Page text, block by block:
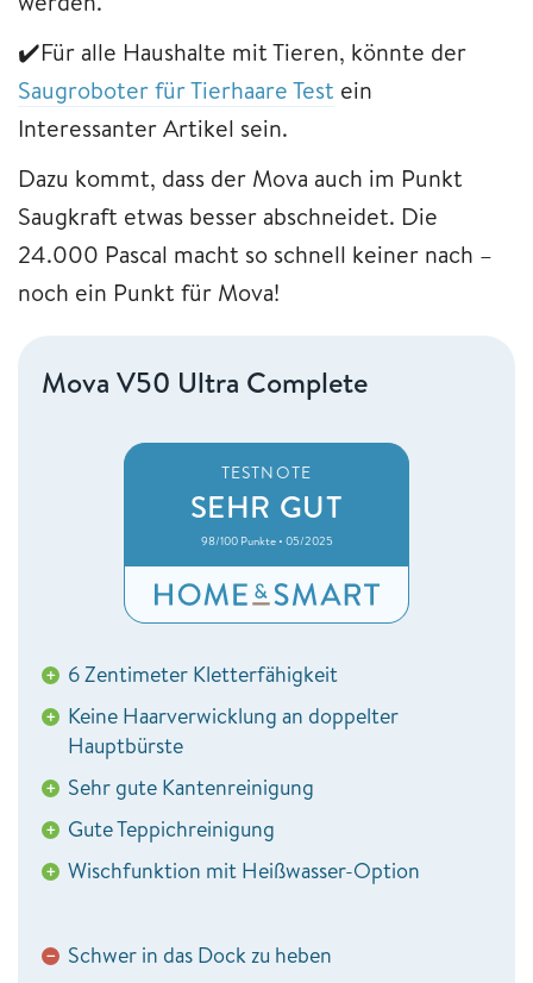
✔️Für alle Haushalte mit Tieren, könnte der
Saugroboter für Tierhaare Test ein
Interessanter Artikel sein.
Dazu kommt, dass der Mova auch im Punkt
Saugkraft etwas besser abschneidet. Die
24.000 Pascal macht so schnell keiner nach –
noch ein Punkt für Mova!
Mova V50 Ultra Complete
TESTNOTE
SEHR GUT
98/100 Punkte • 05/2025
+ 6 Zentimeter Kletterfähigkeit
+ Keine Haarverwicklung an doppelter
Hauptbürste
+ Sehr gute Kantenreinigung
+ Gute Teppichreinigung
+ Wischfunktion mit Heißwasser-Option
− Schwer in das Dock zu heben